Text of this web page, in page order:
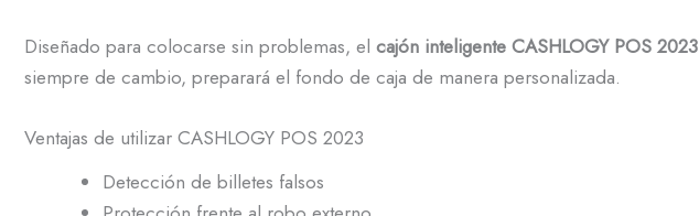
Diseñado para colocarse sin problemas, el cajón inteligente CASHLOGY POS 2023
siempre de cambio, preparará el fondo de caja de manera personalizada.
Ventajas de utilizar CASHLOGY POS 2023
Detección de billetes falsos